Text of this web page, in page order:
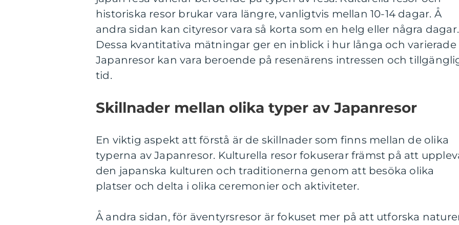
historiska resor brukar vara längre, vanligtvis mellan 10-14 dagar. Å
andra sidan kan cityresor vara så korta som en helg eller några dagar.
Dessa kvantitativa mätningar ger en inblick i hur långa och varierade
Japanresor kan vara beroende på resenärens intressen och
tid.
Skillnader mellan olika typer av Japanresor
En viktig aspekt att förstå är de skillnader som finns mellan de olika
typerna av Japanresor. Kulturella resor fokuserar främst på att
den japanska kulturen och traditionerna genom att besöka olika
platser och delta i olika ceremonier och aktiviteter.
Å andra sidan, för äventyrsresor är fokuset mer på att utforska